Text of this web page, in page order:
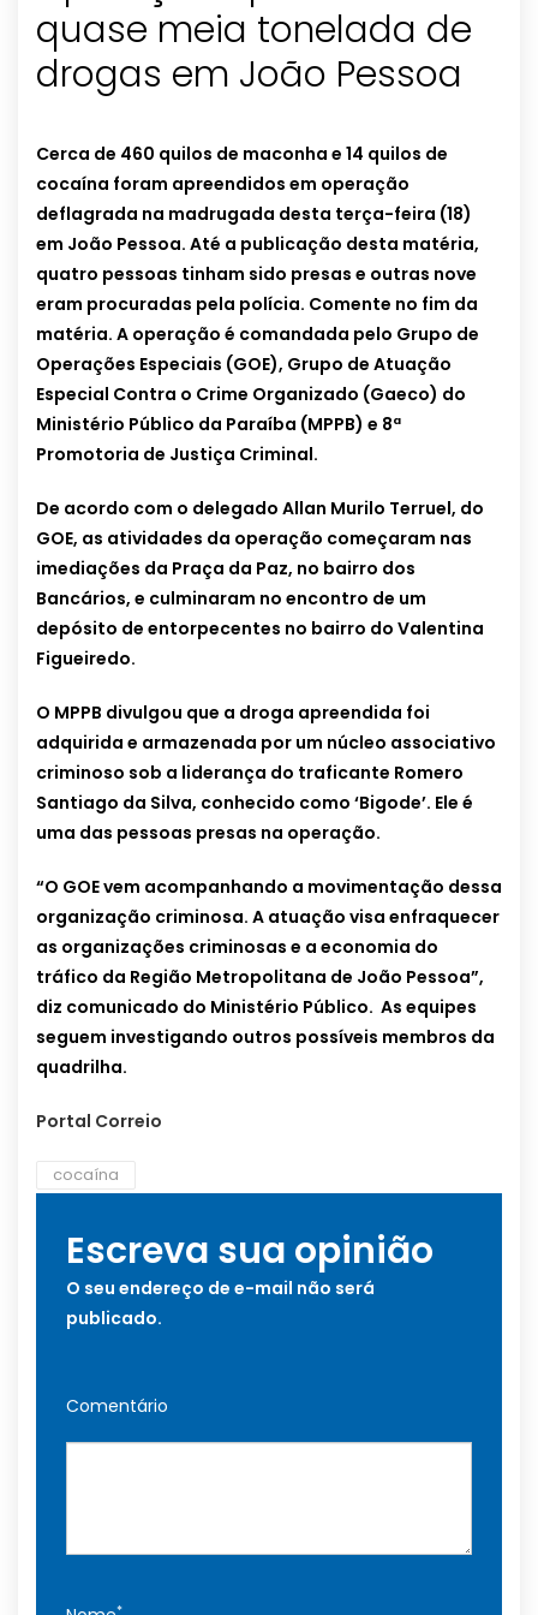
quase meia tonelada de
drogas em João Pessoa
Cerca de 460 quilos de maconha e 14 quilos de
cocaína foram apreendidos em operação
deflagrada na madrugada desta terça-feira (18)
em João Pessoa. Até a publicação desta matéria,
quatro pessoas tinham sido presas e outras nove
eram procuradas pela polícia. Comente no fim da
matéria. A operação é comandada pelo Grupo de
Operações Especiais (GOE), Grupo de Atuação
Especial Contra o Crime Organizado (Gaeco) do
Ministério Público da Paraíba (MPPB) e 8ª
Promotoria de Justiça Criminal.
De acordo com o delegado Allan Murilo Terruel, do
GOE, as atividades da operação começaram nas
imediações da Praça da Paz, no bairro dos
Bancários, e culminaram no encontro de um
depósito de entorpecentes no bairro do Valentina
Figueiredo.
O MPPB divulgou que a droga apreendida foi
adquirida e armazenada por um núcleo associativo
criminoso sob a liderança do traficante Romero
Santiago da Silva, conhecido como ‘Bigode’. Ele é
uma das pessoas presas na operação.
“O GOE vem acompanhando a movimentação dessa
organização criminosa. A atuação visa enfraquecer
as organizações criminosas e a economia do
tráfico da Região Metropolitana de João Pessoa”,
diz comunicado do Ministério Público. As equipes
seguem investigando outros possíveis membros da
quadrilha.
Portal Correio
cocaína
Escreva sua opinião
O seu endereço de e-mail não será
publicado.
Comentário
*